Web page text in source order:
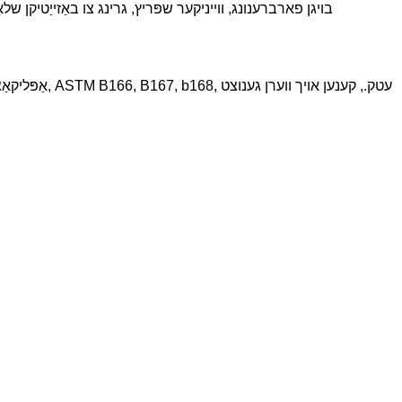
בויגן פארברענונג, ווייניקער שפּריץ, גרינג צו באַזייַטיקן